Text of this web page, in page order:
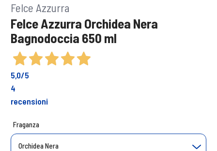
Felce Azzurra
Felce Azzurra Orchidea Nera
Bagnodoccia 650 ml
5,0/5
4
recensioni
Fraganza
Orchidea Nera